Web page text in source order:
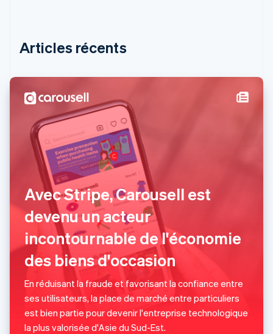
Articles récents
Avec Stripe, Carousell est
devenu un acteur
incontournable de l'économie
des biens d'occasion
En réduisant la fraude et favorisant la confiance entre
ses utilisateurs, la place de marché entre particuliers
est bien partie pour devenir l'entreprise technologique
la plus valorisée d'Asie du Sud-Est.
Grèce
Hongrie
Inde
English
Irlande
English
Italie
ItalianoEnglish
Japon
日本語English
Lettonie
English
Liechtenstein
Deutsch English
Lituanie
English
Luxembourg
FrançaisDeutschEnglish
Malaisie
English简体中文
Malte